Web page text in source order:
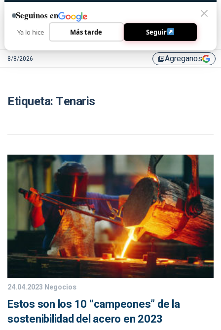
8/8/2026 library_addAgreganos
Etiqueta: Tenaris
24.04.2023 Negocios
Estos son los 10 “campeones” de la
sostenibilidad del acero en 2023
Seguinos en
Ya lo hice Más tarde Seguir